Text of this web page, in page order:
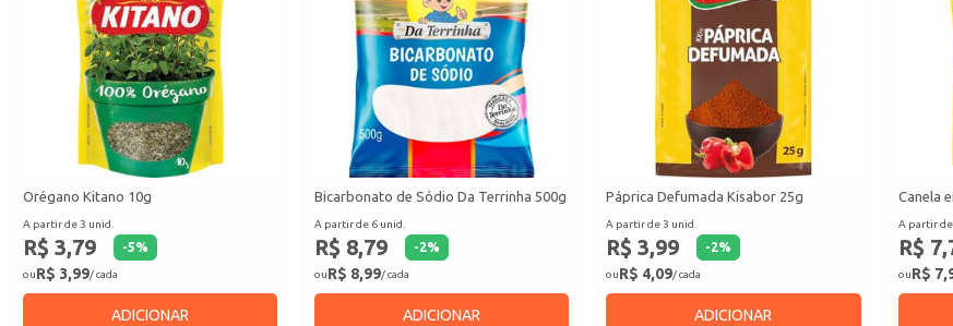
Orégano Kitano 10g
A partir de 3 unid.
R$ 3,79 -5%
ouR$ 3,99/ cada
ADICIONAR
Bicarbonato de Sódio Da Terrinha 500g
A partir de 6 unid.
R$ 8,79 -2%
ouR$ 8,99/ cada
ADICIONAR
Páprica Defumada Kisabor 25g
A partir de 3 unid.
R$ 3,99 -2%
ouR$ 4,09/ cada
ADICIONAR
Canela
A partir de
R$
ouR$